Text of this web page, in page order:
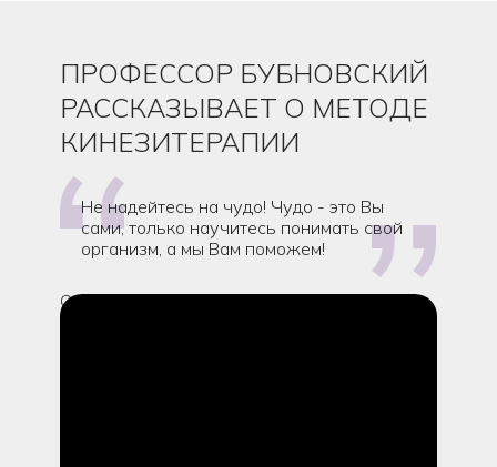
Не надейтесь на чудо! Чудо - это Вы
сами, только научитесь понимать свой
организм, а мы Вам поможем!
Сергей Михайлович Бубновский
ПРОФЕССОР БУБНОВСКИЙ
РАССКАЗЫВАЕТ О МЕТОДЕ
КИНЕЗИТЕРАПИИ